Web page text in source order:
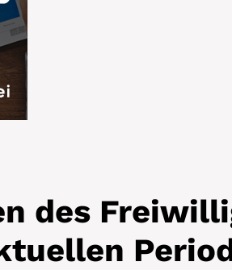
des